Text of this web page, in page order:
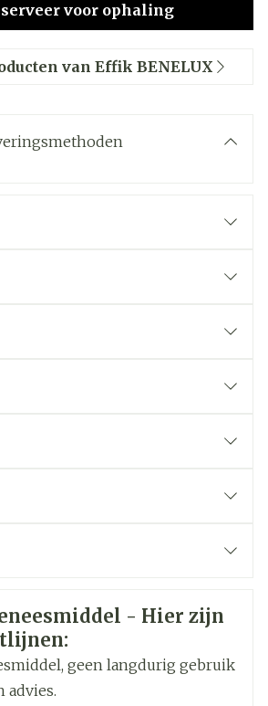
voor ophaling
van Effik BENELUX
Effik BENELUX
147 mm
- Hier zijn
geen langdurig gebruik
advies.